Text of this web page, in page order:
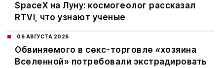
SpaceX на Луну: космогеолог рассказал
RTVI, что узнают ученые
06 АВГУСТА 2026
Обвиняемого в секс-торговле «хозяина
Вселенной» потребовали экстрадировать